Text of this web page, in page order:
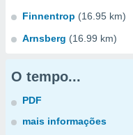
Finnentrop (16.95 km)
Arnsberg (16.99 km)
O tempo...
PDF
mais informações